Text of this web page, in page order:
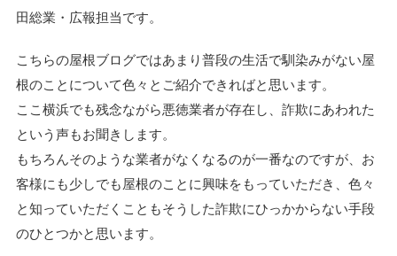
田総業・広報担当です。
こちらの屋根ブログではあまり普段の生活で馴染みがない屋
根のことについて色々とご紹介できればと思います。
ここ横浜でも残念ながら悪徳業者が存在し、詐欺にあわれた
という声もお聞きします。
もちろんそのような業者がなくなるのが一番なのですが、お
客様にも少しでも屋根のことに興味をもっていただき、色々
と知っていただくこともそうした詐欺にひっかからない手段
のひとつかと思います。